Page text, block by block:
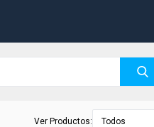
Ver Productos: Todos